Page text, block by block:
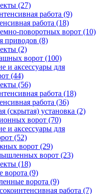
(27)
работа (9)
работа (18)
поворотных ворот (10)
приводов (8)
(2)
ворот (100)
и аксессуары для
(44)
(56)
работа (18)
работа (36)
(скрытая) установка (2)
ворот (70)
и аксессуары для
(52)
ворот (29)
ворот (23)
(18)
ворота (9)
ворота (9)
работа (7)